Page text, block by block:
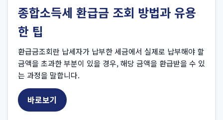
종합소득세 환급금 조회 방법과 유용
한 팁
환급금조회란 납세자가 납부한 세금에서 실제로 납부해야 할
금액을 초과한 부분이 있을 경우, 해당 금액을 환급받을 수 있
는 과정을 말합니다.
바로보기